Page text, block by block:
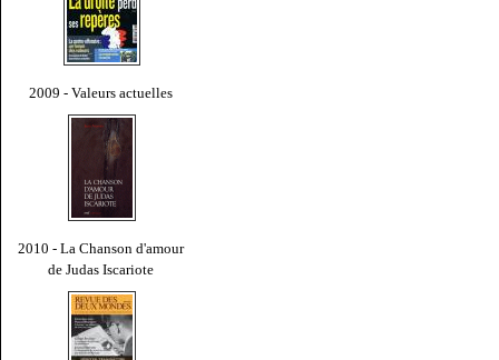
2009 - Valeurs actuelles
2010 - La Chanson d'amour
de Judas Iscariote